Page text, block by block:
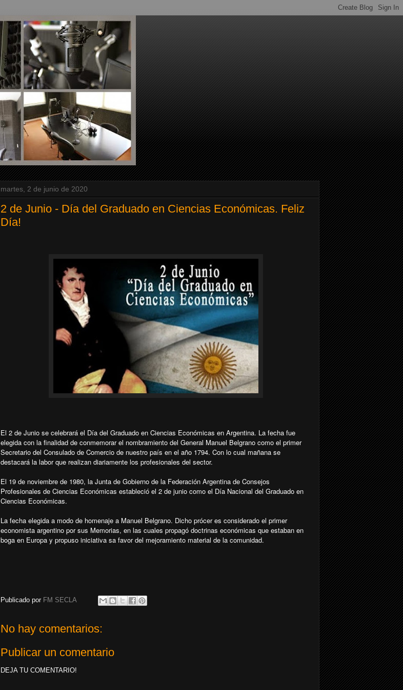
martes, 2 de junio de 2020
2 de Junio - Día del Graduado en Ciencias Económicas. Feliz
Día!
El 2 de Junio se celebrará el Día del Graduado en Ciencias Económicas en Argentina. La fecha fue
elegida con la finalidad de conmemorar el nombramiento del General Manuel Belgrano como el primer
Secretario del Consulado de Comercio de nuestro país en el año 1794. Con lo cual mañana se
destacará la labor que realizan diariamente los profesionales del sector.
El 19 de noviembre de 1980, la Junta de Gobierno de la Federación Argentina de Consejos
Profesionales de Ciencias Económicas estableció el 2 de junio como el Día Nacional del Graduado en
Ciencias Económicas.
La fecha elegida a modo de homenaje a Manuel Belgrano. Dicho prócer es considerado el primer
economista argentino por sus Memorias, en las cuales propagó doctrinas económicas que estaban en
boga en Europa y propuso iniciativa sa favor del mejoramiento material de la comunidad.
Publicado por FM SECLA
No hay comentarios:
Publicar un comentario
DEJA TU COMENTARIO!